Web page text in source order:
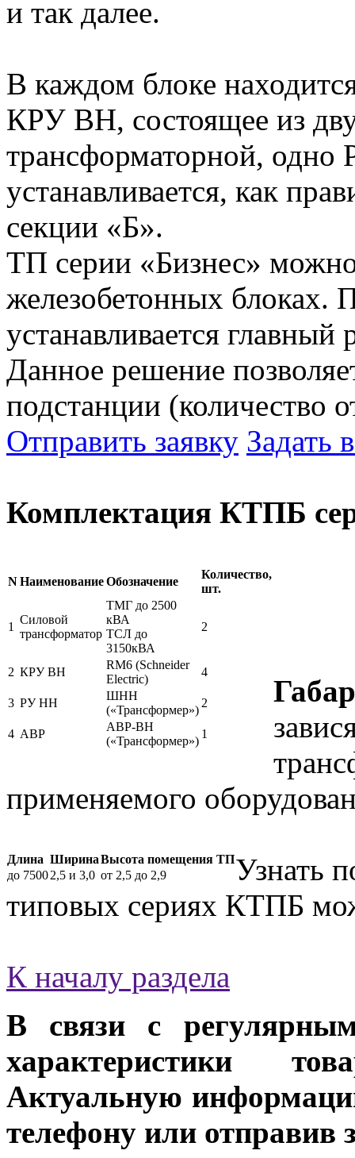
и так далее.
В каждом блоке
КРУ ВН, состоящее из
трансформаторной,
устанавливается, как
секции «Б».
ТП серии «Бизнес» можно
железобетонных блоках.
устанавливается
Данное решение
подстанции (количество
Отправить заявку Задать
Комплектация КТПБ
NНаименованиеОбозначение
Количество,
шт.
1
Силовой
трансформатор
ТМГ до 2500
кВА
ТСЛ до
3150кВА
2
2 КРУ ВН
RM6 (Schneider
Electric)
4
3 РУ НН
ШНН
(«Трансформер»)
2
4 АВР
АВР-ВН
(«Трансформер»)
1
применяемого
Длина ШиринаВысота помещения ТП
до 75002,5 и 3,0 от 2,5 до 2,9
Узнать
типовых сериях КТПБ
К началу раздела
В связи с
характеристики
Актуальную
телефону или отправив